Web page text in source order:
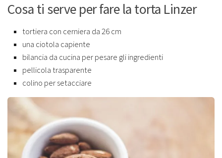
Cosa ti serve per fare la torta Linzer
tortiera con cerniera da 26 cm
una ciotola capiente
bilancia da cucina per pesare gli ingredienti
pellicola trasparente
colino per setacciare